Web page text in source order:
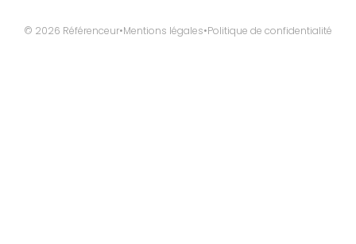
© 2026 Référenceur•Mentions légales•Politique de confidentialité